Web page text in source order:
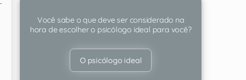
Você sabe o que deve ser considerado na
hora de escolher o psicólogo ideal para você?
O psicólogo ideal